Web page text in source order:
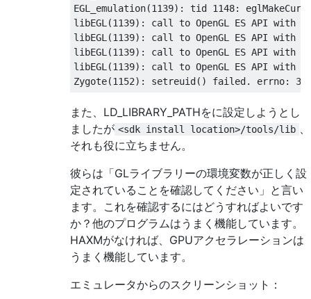
EGL_emulation(1139): tid 1148:
libEGL(1139): call to OpenGL ES API with
libEGL(1139): call to OpenGL ES API with
libEGL(1139): call to OpenGL ES API with
libEGL(1139): call to OpenGL ES API with
また、LD_LIBRARY_PATHをに設定しようとし
ましたが <sdk install location>/tools/lib
それも役に立ちません。
彼らは「GLライブラリーの環境変数が正しく設
定されていることを確認してください」と言い
ます。これを確認するにはどうすればよいです
か？他のプログラムはうまく機能しています。
HAXMがなければ、GPUアクセラレーションは
うまく機能しています。
エミュレータからのスクリーンショット：